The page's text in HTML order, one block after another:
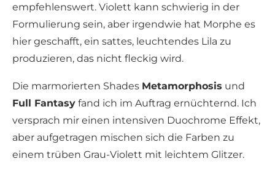
empfehlenswert. Violett kann schwierig in der
Formulierung sein, aber irgendwie hat Morphe es
hier geschafft, ein sattes, leuchtendes Lila zu
produzieren, das nicht fleckig wird.
Die marmorierten Shades Metamorphosis und
Full Fantasy fand ich im Auftrag ernüchternd. Ich
versprach mir einen intensiven Duochrome Effekt,
aber aufgetragen mischen sich die Farben zu
einem trüben Grau-Violett mit leichtem Glitzer.